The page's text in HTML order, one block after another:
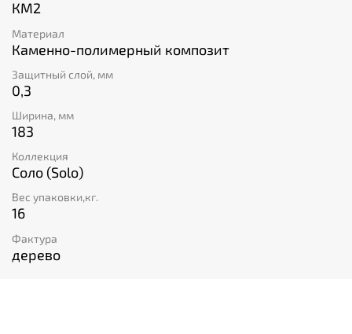
КМ2
Материал
Каменно-полимерный композит
Защитный слой, мм
0,3
Ширина, мм
183
Коллекция
Соло (Solo)
Вес упаковки,кг.
16
Фактура
дерево